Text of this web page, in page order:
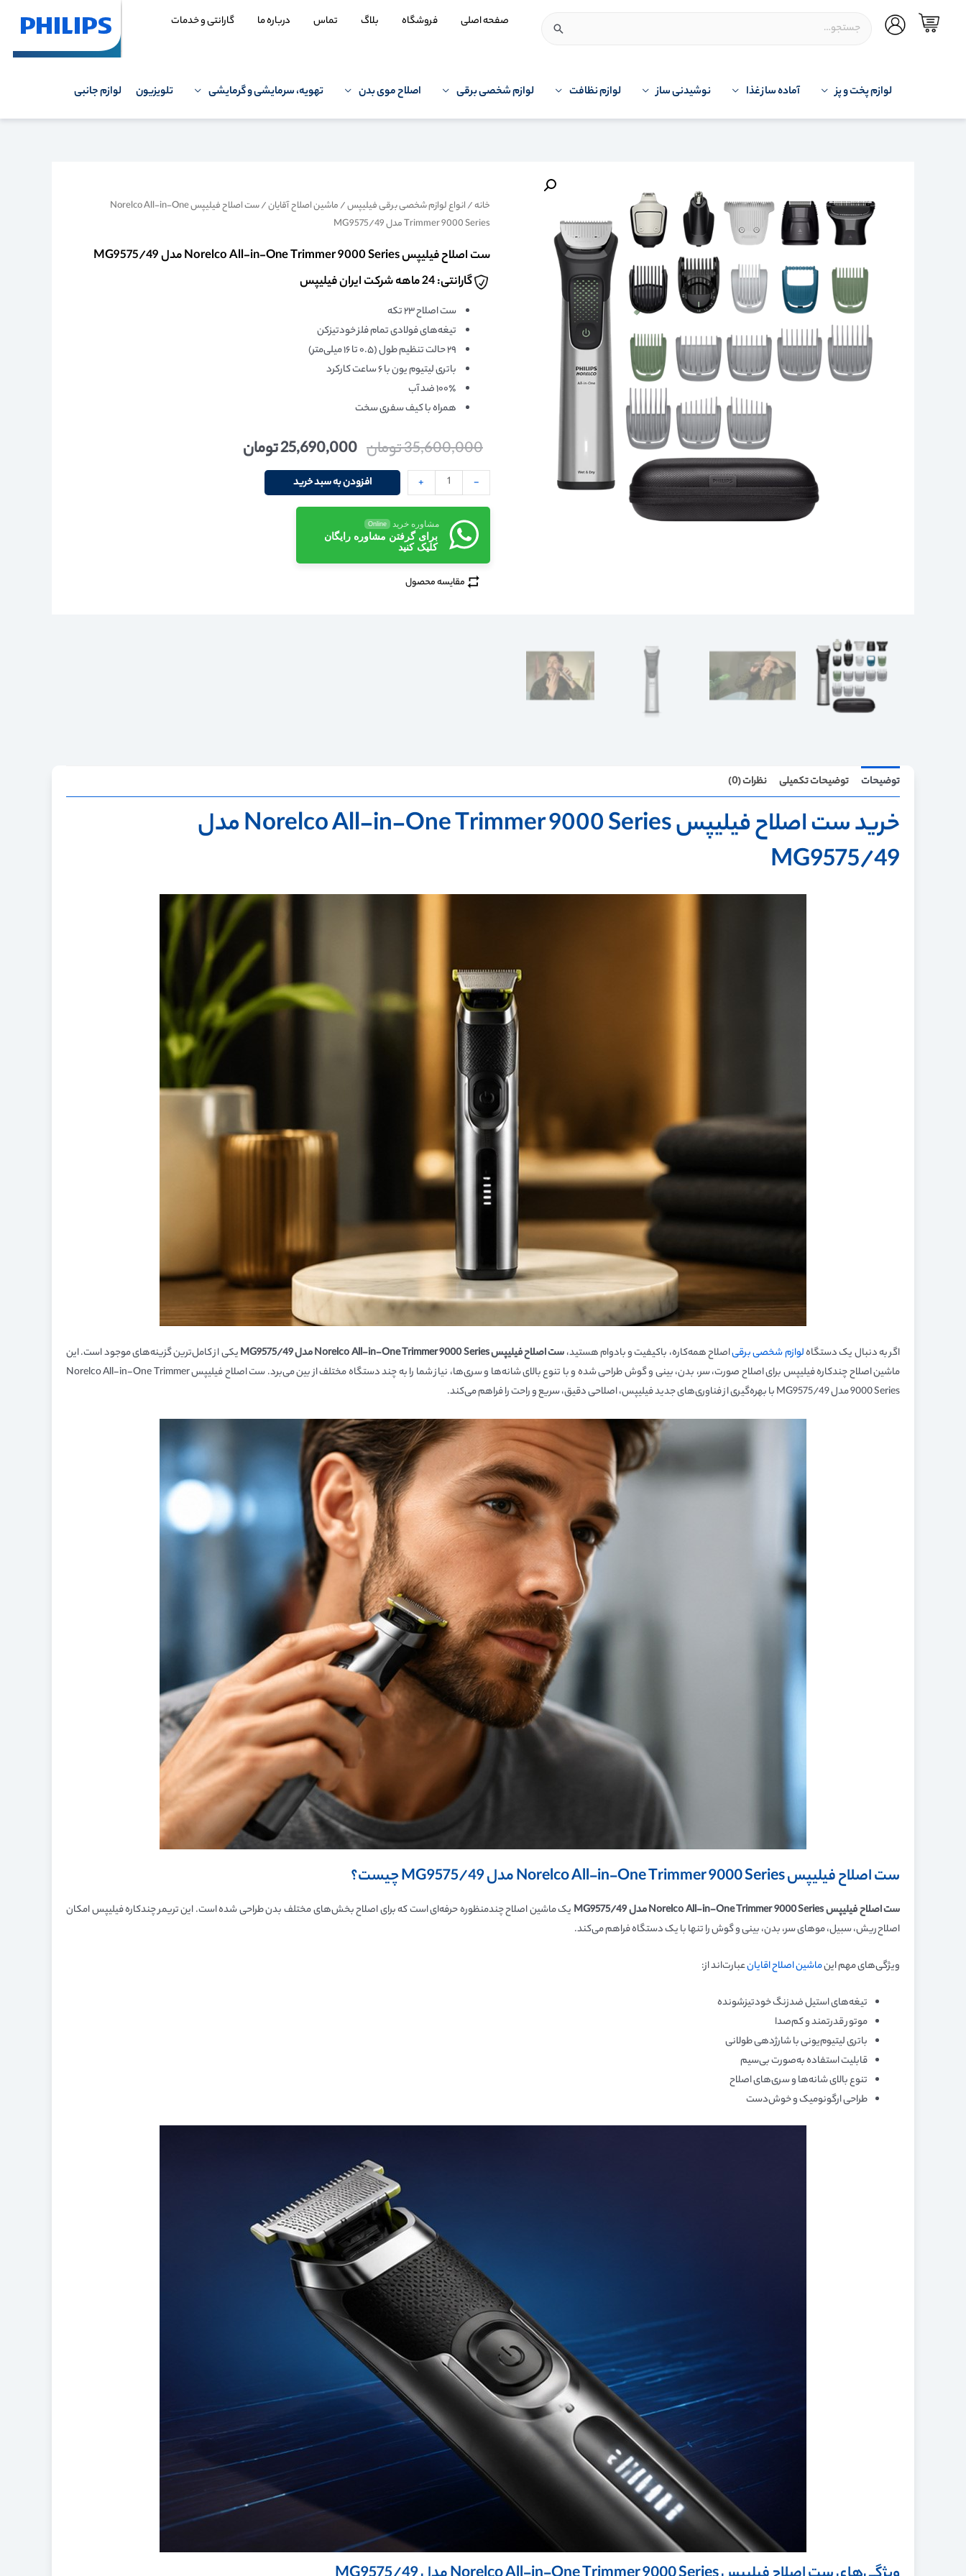
صفحه اصلی فروشگاه بلاگ تماس درباره ما گارانتی و خدمات
لوازم پخت و پز آماده ساز غذا نوشیدنی ساز لوازم نظافت لوازم شخصی برقی اصلاح موی بدن تهویه، سرمایشی و گرمایشی تلویزیون لوازم جانبی
خانه/ انواع لوازم شخصی برقی فیلیپس/ ماشین اصلاح آقایان
/ ست اصلاح فیلیپس Norelco All-in-One
Trimmer 9000 Series مدل MG9575/49
ست اصلاح فیلیپس Norelco All-in-One Trimmer 9000 Series مدل MG9575/49
گارانتی: 24 ماهه شرکت ایران فیلیپس
ست اصلاح ۲۳ تکه
تیغه‌های فولادی تمام فلز خودتیزکن
۲۹ حالت تنظیم طول (۰.۵ تا ۱۶ میلی‌متر)
باتری لیتیوم یون با ۶ ساعت کارکرد
۱۰۰٪ ضد آب
همراه با کیف سفری سخت
35,600,000تومان 25,690,000تومان
-
+ افزودن به سبد خرید
مشاوره خرید Online
برای گرفتن مشاوره رایگان
کلیک کنید
مقایسه محصول
توضیحات توضیحات تکمیلی نظرات (0)
خرید ست اصلاح فیلیپس Norelco All-in-One Trimmer 9000 Series مدل
MG9575/49
اگر به دنبال یک دستگاهلوازم شخصی برقیاصلاح همه‌کاره، باکیفیت و بادوام هستید،ست اصلاح فیلیپسNorelco All-in-One Trimmer 9000 Series مدلMG9575/49
یکی از کامل‌ترین گزینه‌های موجود است. این
ماشین اصلاح چندکاره فیلیپس برای اصلاح صورت، سر، بدن، بینی و گوش طراحی شده و با تنوع بالای شانه‌ها و سری‌ها، نیاز شما را به چند دستگاه مختلف از بین می‌برد. ست اصلاح فیلیپس Norelco All-in-One Trimmer
9000 Series مدل MG9575/49 با بهره‌گیری از فناوری‌های جدید فیلیپس، اصلاحی دقیق، سریع و راحت را فراهم می‌کند.
ست اصلاح فیلیپس Norelco All-in-One Trimmer 9000 Series مدل MG9575/49 چیست؟
ست اصلاح فیلیپس مدل
یک ماشین اصلاح چندمنظوره حرفه‌ای است که برای اصلاح بخش‌های مختلف بدن طراحی شده است. این تریمر چندکاره فیلیپس امکان
اصلاح ریش، سبیل، موهای سر، بدن، بینی و گوش را تنها با یک دستگاه فراهم می‌کند.
ویژگی‌های مهم اینماشین اصلاح اقایانعبارت‌اند از:
تیغه‌های استیل ضدزنگ خودتیزشونده
موتور قدرتمند و کم‌صدا
باتری لیتیوم‌یونی با شارژدهی طولانی
قابلیت استفاده به‌صورت بی‌سیم
تنوع بالای شانه‌ها و سری‌های اصلاح
طراحی ارگونومیک و خوش‌دست